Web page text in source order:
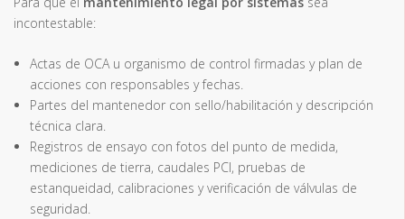
incontestable:
Actas de OCA u organismo de control firmadas y plan de
acciones con responsables y fechas.
Partes del mantenedor con sello/habilitación y descripción
técnica clara.
Registros de ensayo con fotos del punto de medida,
mediciones de tierra, caudales PCI, pruebas de
estanqueidad, calibraciones y verificación de válvulas de
seguridad.